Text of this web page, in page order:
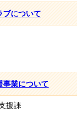
ブについて
事業について
援課